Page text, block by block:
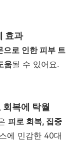
효과
으로 인한 피부 트
움될 수 있어요.
회복에 탁월
피로 회복, 집중
에 민감한 40대